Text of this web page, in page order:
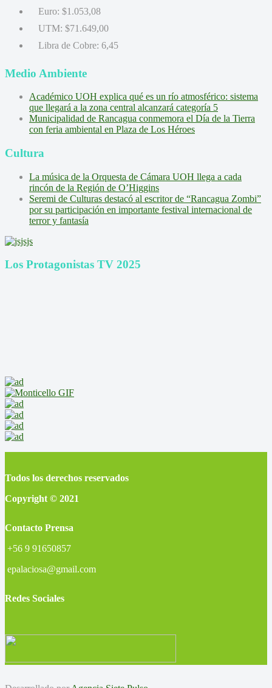
Euro: $1.053,08
UTM: $71.649,00
Libra de Cobre: 6,45
Medio Ambiente
Académico UOH explica qué es un río atmosférico: sistema
que llegará a la zona central alcanzará categoría 5
Municipalidad de Rancagua conmemora el Día de la Tierra
con feria ambiental en Plaza de Los Héroes
Cultura
La música de la Orquesta de Cámara UOH llega a cada
rincón de la Región de O’Higgins
Seremi de Culturas destacó al escritor de “Rancagua Zombi”
por su participación en importante festival internacional de
terror y fantasía
Los Protagonistas TV 2025
Todos los derechos reservados
Copyright © 2021
Contacto Prensa
+56 9 91650857
epalaciosa@gmail.com
Redes Sociales